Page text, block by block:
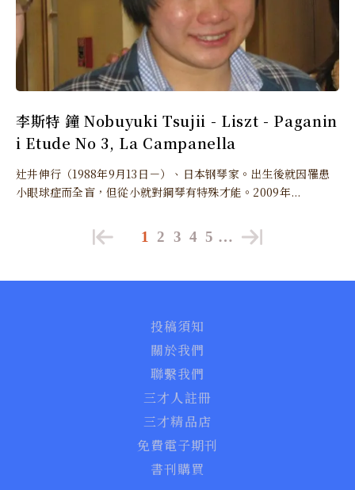
李斯特 鐘 Nobuyuki Tsujii - Liszt - Paganin
i Etude No 3, La Campanella
辻井伸行（1988年9月13日－）、日本钢琴家。出生後就因罹患
小眼球症而全盲，但從小就對鋼琴有特殊才能。2009年...
1 2 3 4 5 …
投稿須知
關於我們
聯繫我們
三才人註冊
三才精品店
免費電子期刊
書刊購買